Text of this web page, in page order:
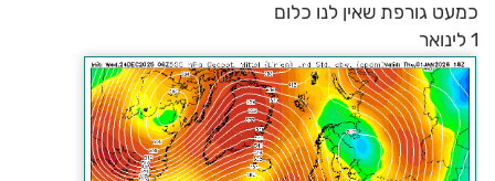
כמעט גורפת שאין לנו כלום
1 לינואר